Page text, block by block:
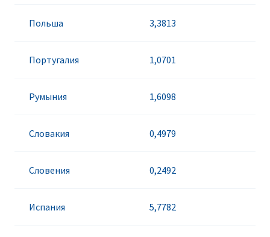
Польша 3,3813
Португалия 1,0701
Румыния 1,6098
Словакия 0,4979
Словения 0,2492
Испания 5,7782